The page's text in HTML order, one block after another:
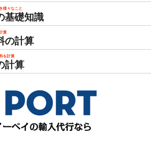
様々なこと
基礎知識
算
の計算
を計算
計算